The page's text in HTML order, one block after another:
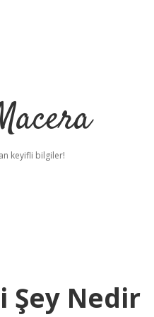
keyifli bilgiler!
Şey Nedir